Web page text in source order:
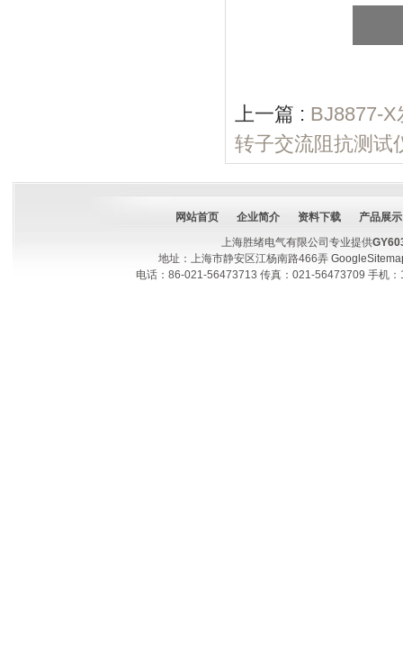
上一篇 : BJ8877-
转子交流阻抗测试
网站首页 企业简介 资料下载
产品展示
上海胜绪电气有限公司专业提供
地址：上海市静安区江杨南路466弄
电话：86-021-56473713 传真：021-56473709 手机